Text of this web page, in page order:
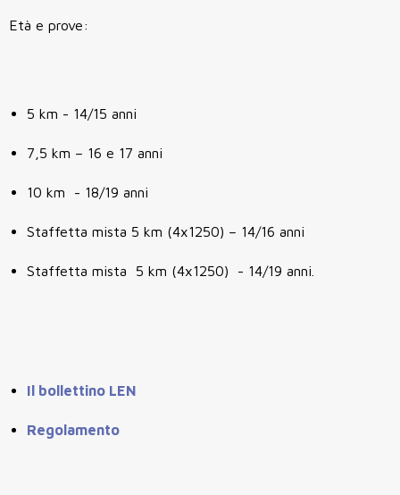
Età e prove:
5 km - 14/15 anni
7,5 km – 16 e 17 anni
10 km - 18/19 anni
Staffetta mista 5 km (4x1250) – 14/16 anni
Staffetta mista 5 km (4x1250) - 14/19 anni.
Il bollettino LEN
Regolamento